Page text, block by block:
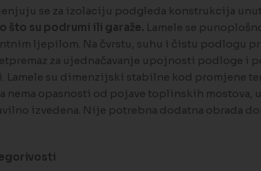
se za izolaciju podgleda konstrukcija
što su podrumi ili garaže. Lamele se
ljepilom. Na čvrstu, suhu i čistu podlogu
za ujednačavanje upojnosti podloge i
su dimenzijski stabilne kod promjene
nema opasnosti od pojave toplinskih mostova,
izvedena. Nije potrebna dodatna obrada